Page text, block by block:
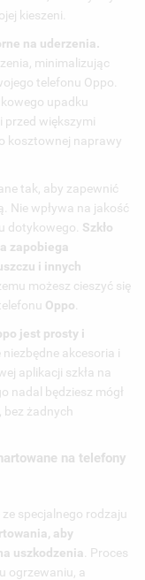
kieszeni.
na uderzenia.
minimalizując
telefonu Oppo.
upadku
przed większymi
kosztownej naprawy
tak, aby zapewnić
Nie wpływa na jakość
dotykowego. Szkło
zapobiega
i innych
możesz cieszyć się
Oppo
jest prosty i
akcesoria i
aplikacji szkła na
nadal będziesz mógł
żadnych
na telefony
specjalnego rodzaju
aby
uszkodzenia
. Proces
ogrzewaniu, a
NOWĄ LISTĘ
LISTĘ ŻYCZEŃ
ZALOGUJ SIĘ